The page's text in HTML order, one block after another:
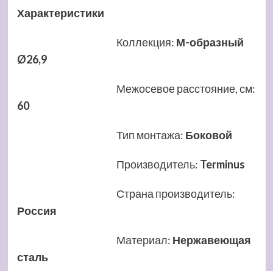
Характеристики
Коллекция: М-образный
Ø26,9
Межосевое расстояние, см:
60
Тип монтажа: Боковой
Производитель: Terminus
Страна производитель:
Россия
Материал: Нержавеющая
сталь